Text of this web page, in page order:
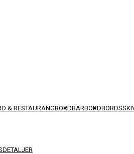
& RESTAURANGBORDBARBORD